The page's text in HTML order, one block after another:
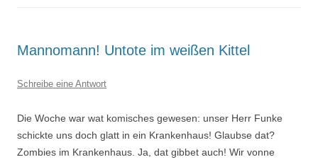
Mannomann! Untote im weißen Kittel
Schreibe eine Antwort
Die Woche war wat komisches gewesen: unser Herr Funke
schickte uns doch glatt in ein Krankenhaus! Glaubse dat?
Zombies im Krankenhaus. Ja, dat gibbet auch! Wir vonne